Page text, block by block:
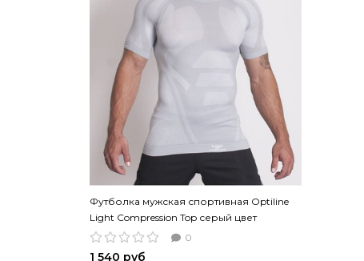
Футболка мужская спортивная Optiline
Light Compression Top серый цвет
0
1 540 руб